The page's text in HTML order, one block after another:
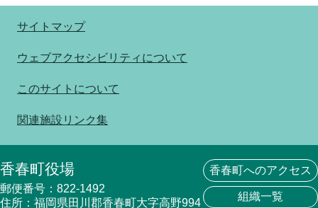
サイトマップ
ウェブアクセシビリティについて
このサイトについて
関連施設リンク集
香春町役場
郵便番号：822-1492
住所：福岡県田川郡香春町大字高野994
香春町へのアクセス
組織一覧